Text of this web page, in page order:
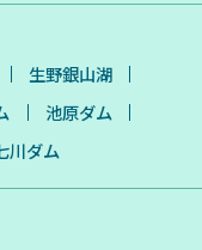
生野銀山湖
池原ダム
川ダム